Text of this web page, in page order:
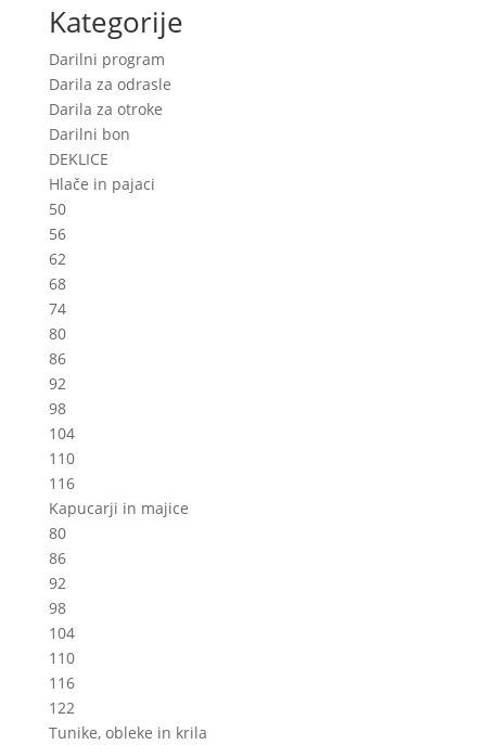
Kategorije
Darilni program
Darila za odrasle
Darila za otroke
Darilni bon
DEKLICE
Hlače in pajaci
50
56
62
68
74
80
86
92
98
104
110
116
Kapucarji in majice
80
86
92
98
104
110
116
122
Tunike, obleke in krila